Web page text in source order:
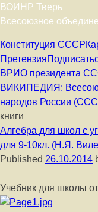
ВОИНР Тверь
Всесоюзное
Skip to content
Конституция СССР
Претензия
ВРИО президента
ВИКИПЕДИЯ:
народов России
книги
Алгебра для школ с
для 9-10кл. (Н.Я.
Published 26.10.2014
Учебник для школы